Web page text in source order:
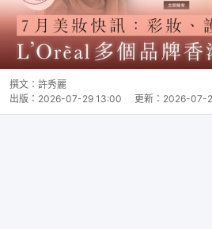
撰文： 許秀麗
出版： 2026-07-29 13:00 更新： 2026-07-